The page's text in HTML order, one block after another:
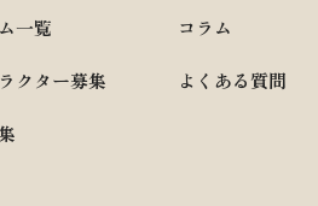
一覧
クター募集
コラム
よくある質問